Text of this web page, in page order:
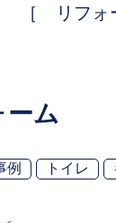
［ リフォ
ム
例 トイレ